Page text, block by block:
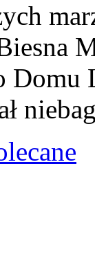
Domu